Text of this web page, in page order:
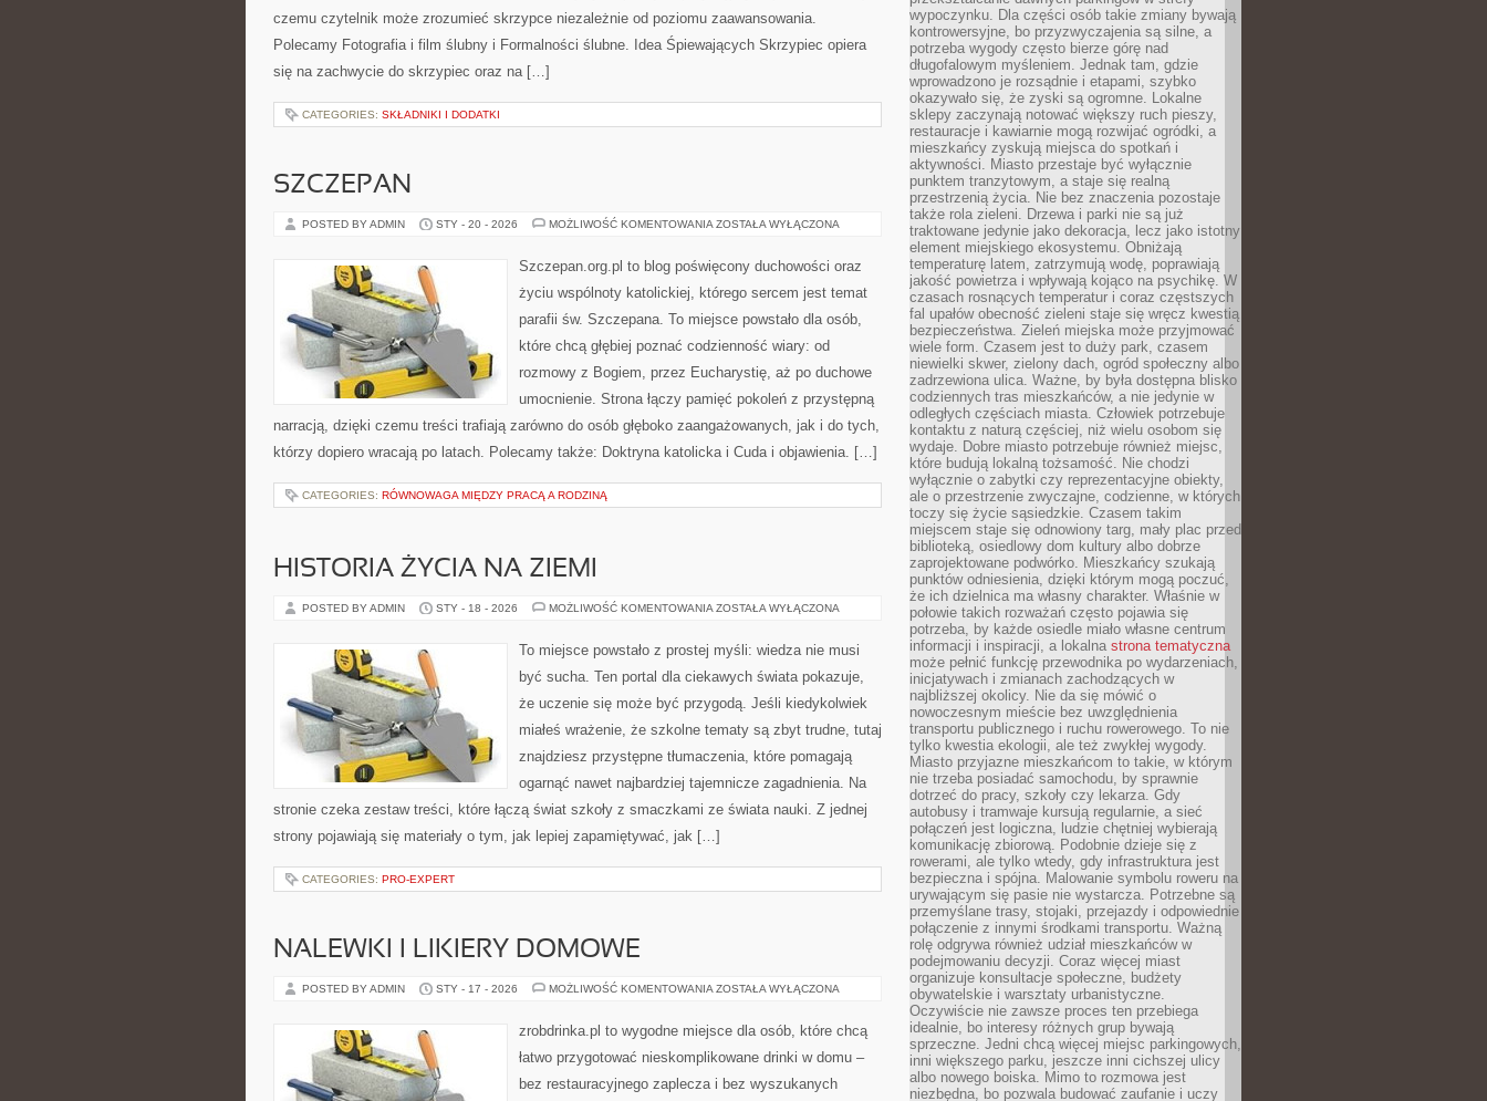
czemu czytelnik może zrozumieć skrzypce niezależnie od poziomu zaawansowania.
Polecamy Fotografia i film ślubny i Formalności ślubne. Idea Śpiewających Skrzypiec opiera
się na zachwycie do skrzypiec oraz na […]
CATEGORIES: SKŁADNIKI I DODATKI
SZCZEPAN
POSTED BY ADMIN STY - 20 - 2026 MOŻLIWOŚĆ KOMENTOWANIA SZCZEPAN
ZOSTAŁA WYŁĄCZONA
Szczepan.org.pl to blog poświęcony duchowości oraz
życiu wspólnoty katolickiej, którego sercem jest temat
parafii św. Szczepana. To miejsce powstało dla osób,
które chcą głębiej poznać codzienność wiary: od
rozmowy z Bogiem, przez Eucharystię, aż po duchowe
umocnienie. Strona łączy pamięć pokoleń z przystępną
narracją, dzięki czemu treści trafiają zarówno do osób głęboko zaangażowanych, jak i do tych,
którzy dopiero wracają po latach. Polecamy także: Doktryna katolicka i Cuda i objawienia. […]
CATEGORIES: RÓWNOWAGA MIĘDZY PRACĄ A RODZINĄ
HISTORIA ŻYCIA NA ZIEMI
POSTED BY ADMIN STY - 18 - 2026 MOŻLIWOŚĆ KOMENTOWANIA HISTORIA
ZIEMI
ZOSTAŁA WYŁĄCZONA
To miejsce powstało z prostej myśli: wiedza nie musi
być sucha. Ten portal dla ciekawych świata pokazuje,
że uczenie się może być przygodą. Jeśli kiedykolwiek
miałeś wrażenie, że szkolne tematy są zbyt trudne, tutaj
znajdziesz przystępne tłumaczenia, które pomagają
ogarnąć nawet najbardziej tajemnicze zagadnienia. Na
stronie czeka zestaw treści, które łączą świat szkoły z smaczkami ze świata nauki. Z jednej
strony pojawiają się materiały o tym, jak lepiej zapamiętywać, jak […]
CATEGORIES: PRO-EXPERT
NALEWKI I LIKIERY DOMOWE
POSTED BY ADMIN STY - 17 - 2026 MOŻLIWOŚĆ KOMENTOWANIA NALEWKI
DOMOWE
ZOSTAŁA WYŁĄCZONA
zrobdrinka.pl to wygodne miejsce dla osób, które chcą
łatwo przygotować nieskomplikowane drinki w domu –
bez restauracyjnego zaplecza i bez wyszukanych
wypoczynku. Dla części osób takie zmiany bywają
kontrowersyjne, bo przyzwyczajenia są silne, a
potrzeba wygody często bierze górę nad
długofalowym myśleniem. Jednak tam, gdzie
wprowadzono je rozsądnie i etapami, szybko
okazywało się, że zyski są ogromne. Lokalne
sklepy zaczynają notować większy ruch pieszy,
restauracje i kawiarnie mogą rozwijać ogródki, a
mieszkańcy zyskują miejsca do spotkań i
aktywności. Miasto przestaje być wyłącznie
punktem tranzytowym, a staje się realną
przestrzenią życia. Nie bez znaczenia pozostaje
także rola zieleni. Drzewa i parki nie są już
traktowane jedynie jako dekoracja, lecz jako istotny
element miejskiego ekosystemu. Obniżają
temperaturę latem, zatrzymują wodę, poprawiają
jakość powietrza i wpływają kojąco na psychikę. W
czasach rosnących temperatur i coraz częstszych
fal upałów obecność zieleni staje się wręcz kwestią
bezpieczeństwa. Zieleń miejska może przyjmować
wiele form. Czasem jest to duży park, czasem
niewielki skwer, zielony dach, ogród społeczny albo
zadrzewiona ulica. Ważne, by była dostępna blisko
codziennych tras mieszkańców, a nie jedynie w
odległych częściach miasta. Człowiek potrzebuje
kontaktu z naturą częściej, niż wielu osobom się
wydaje. Dobre miasto potrzebuje również miejsc,
które budują lokalną tożsamość. Nie chodzi
wyłącznie o zabytki czy reprezentacyjne obiekty,
ale o przestrzenie zwyczajne, codzienne, w których
toczy się życie sąsiedzkie. Czasem takim
miejscem staje się odnowiony targ, mały plac przed
biblioteką, osiedlowy dom kultury albo dobrze
zaprojektowane podwórko. Mieszkańcy szukają
punktów odniesienia, dzięki którym mogą poczuć,
że ich dzielnica ma własny charakter. Właśnie w
połowie takich rozważań często pojawia się
potrzeba, by każde osiedle miało własne centrum
informacji i inspiracji, a lokalna strona tematyczna
może pełnić funkcję przewodnika po wydarzeniach,
inicjatywach i zmianach zachodzących w
najbliższej okolicy. Nie da się mówić o
nowoczesnym mieście bez uwzględnienia
transportu publicznego i ruchu rowerowego. To nie
tylko kwestia ekologii, ale też zwykłej wygody.
Miasto przyjazne mieszkańcom to takie, w którym
nie trzeba posiadać samochodu, by sprawnie
dotrzeć do pracy, szkoły czy lekarza. Gdy
autobusy i tramwaje kursują regularnie, a sieć
połączeń jest logiczna, ludzie chętniej wybierają
komunikację zbiorową. Podobnie dzieje się z
rowerami, ale tylko wtedy, gdy infrastruktura jest
bezpieczna i spójna. Malowanie symbolu roweru na
urywającym się pasie nie wystarcza. Potrzebne są
przemyślane trasy, stojaki, przejazdy i odpowiednie
połączenie z innymi środkami transportu. Ważną
rolę odgrywa również udział mieszkańców w
podejmowaniu decyzji. Coraz więcej miast
organizuje konsultacje społeczne, budżety
obywatelskie i warsztaty urbanistyczne.
Oczywiście nie zawsze proces ten przebiega
idealnie, bo interesy różnych grup bywają
sprzeczne. Jedni chcą więcej miejsc parkingowych,
inni większego parku, jeszcze inni cichszej ulicy
albo nowego boiska. Mimo to rozmowa jest
niezbędna, bo pozwala budować zaufanie i uczy